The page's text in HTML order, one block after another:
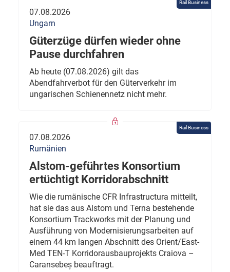
Rail Business
07.08.2026
Ungarn
Güterzüge dürfen wieder ohne
Pause durchfahren
Ab heute (07.08.2026) gilt das
Abendfahrverbot für den Güterverkehr im
ungarischen Schienennetz nicht mehr.
Rail Business
07.08.2026
Rumänien
Alstom-geführtes Konsortium
ertüchtigt Korridorabschnitt
Wie die rumänische CFR Infrastructura mitteilt,
hat sie das aus Alstom und Terna bestehende
Konsortium Trackworks mit der Planung und
Ausführung von Modernisierungsarbeiten auf
einem 44 km langen Abschnitt des Orient/East-
Med TEN-T Korridorausbauprojekts Craiova –
Caransebeș beauftragt.